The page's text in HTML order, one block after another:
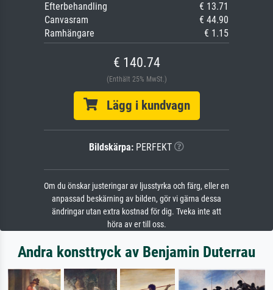
Efterbehandling
€ 13.71
Canvasram
€ 44.90
Ramhängare
€ 1.15
€ 140.74
(Enthält 25% MwSt.)
Lägg i kundvagn
Bildskärpa: PERFEKT
Om du önskar justeringar av ljusstyrka och färg, eller en
anpassad beskärning av bilden, gör vi gärna dessa
ändringar utan extra kostnad för dig. Tveka inte att
höra av er till oss.
Andra konsttryck av Benjamin Duterrau